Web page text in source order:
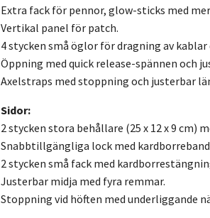
Extra fack för pennor, glow-sticks med
Vertikal panel för patch.
4 stycken små öglor för dragning av
Öppning med quick release-spännen och
Axelstraps med stoppning och justerbar
Sidor:
2 stycken stora behållare (25 x 12 x 9 cm)
Snabbtillgängliga lock med
2 stycken små fack med
Justerbar midja med fyra remmar.
Stoppning vid höften med underliggande